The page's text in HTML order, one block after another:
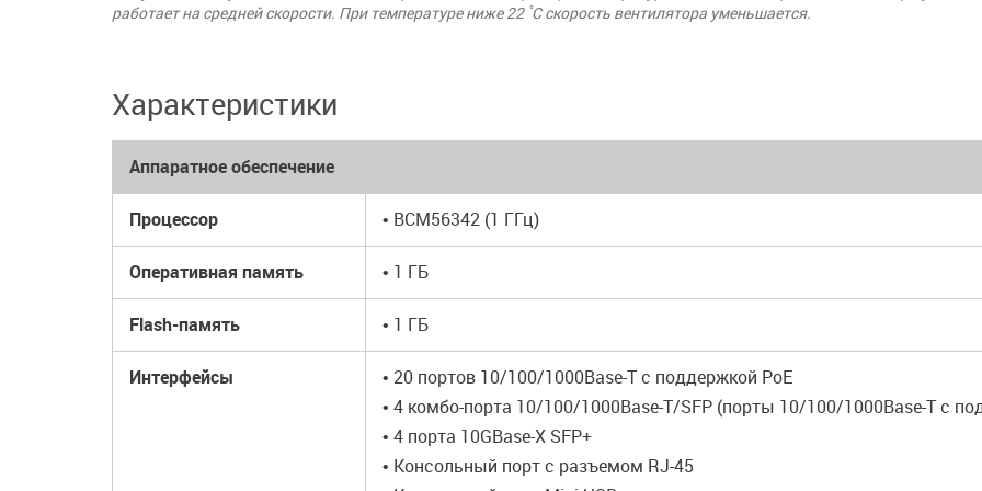
работает на средней скорости. При температуре ниже 22 ̊C скорость вентилятора уменьшается.
Характеристики
Аппаратное обеспечение
Процессор • BCM56342 (1 ГГц)
Оперативная память • 1 ГБ
Flash-память • 1 ГБ
Интерфейсы
• 20 портов 10/100/1000Base-T с поддержкой PoE
• 4 комбо-порта 10/100/1000Base-T/SFP (порты 10/100/1000Base-T с
• 4 порта 10GBase-X SFP+
• Консольный порт с разъемом RJ-45